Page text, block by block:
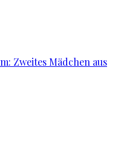
Zweites Mädchen aus